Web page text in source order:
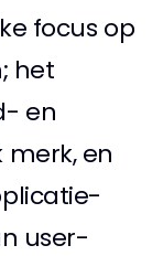
focus op
het
en
en
user-